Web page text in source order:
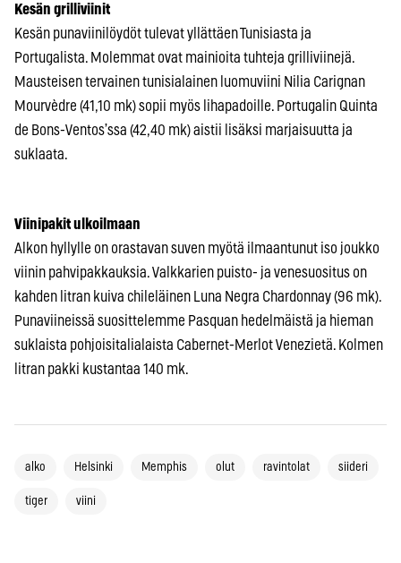
Kesän grilliviinit
Kesän punaviinilöydöt tulevat yllättäen Tunisiasta ja
Portugalista. Molemmat ovat mainioita tuhteja grilliviinejä.
Mausteisen tervainen tunisialainen luomuviini Nilia Carignan
Mourvèdre (41,10 mk) sopii myös lihapadoille. Portugalin Quinta
de Bons-Ventos’ssa (42,40 mk) aistii lisäksi marjaisuutta ja
suklaata.
Viinipakit ulkoilmaan
Alkon hyllylle on orastavan suven myötä ilmaantunut iso joukko
viinin pahvipakkauksia. Valkkarien puisto- ja venesuositus on
kahden litran kuiva chileläinen Luna Negra Chardonnay (96 mk).
Punaviineissä suosittelemme Pasquan hedelmäistä ja hieman
suklaista pohjoisitalialaista Cabernet-Merlot Venezietä. Kolmen
litran pakki kustantaa 140 mk.
alko Helsinki Memphis olut ravintolat siideri
tiger viini